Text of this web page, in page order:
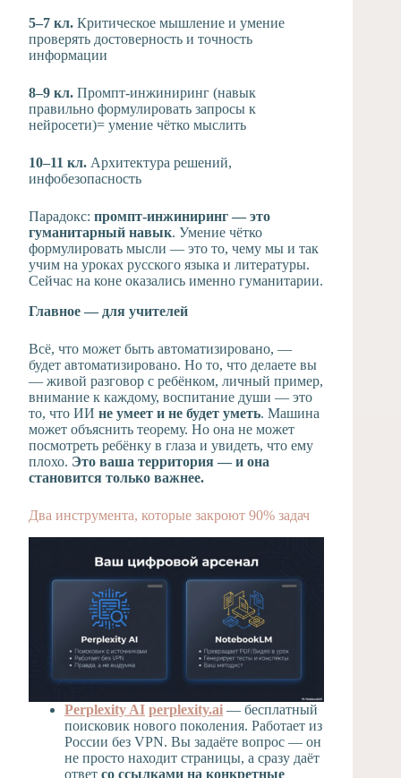
5–7 кл. Критическое мышление и умение
проверять достоверность и точность
информации
8–9 кл. Промпт-инжиниринг (навык
правильно формулировать запросы к
нейросети)= умение чётко мыслить
10–11 кл. Архитектура решений,
инфобезопасность
Парадокс: промпт-инжиниринг — это
гуманитарный навык. Умение чётко
формулировать мысли — это то, чему мы и так
учим на уроках русского языка и литературы.
Сейчас на коне оказались именно гуманитарии.
Главное — для учителей
Всё, что может быть автоматизировано, —
будет автоматизировано. Но то, что делаете вы
— живой разговор с ребёнком, личный пример,
внимание к каждому, воспитание души — это
то, что ИИ не умеет и не будет уметь. Машина
может объяснить теорему. Но она не может
посмотреть ребёнку в глаза и увидеть, что ему
плохо. Это ваша территория — и она
становится только важнее.
Два инструмента, которые закроют 90% задач
Perplexity AI perplexity.ai — бесплатный
поисковик нового поколения. Работает из
России без VPN. Вы задаёте вопрос — он
не просто находит страницы, а сразу даёт
ответ со ссылками на конкретные